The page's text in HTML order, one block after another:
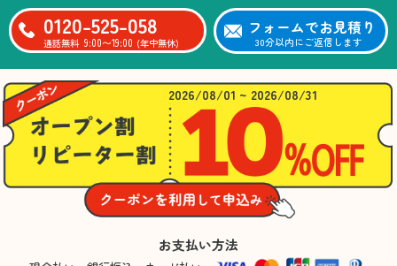
0120-525-058
通話無料 9:00〜19:00 (年中無休)
フォームでお見積り
30分以内にご返信します
2026/08/01 ~ 2026/08/31
お支払い方法